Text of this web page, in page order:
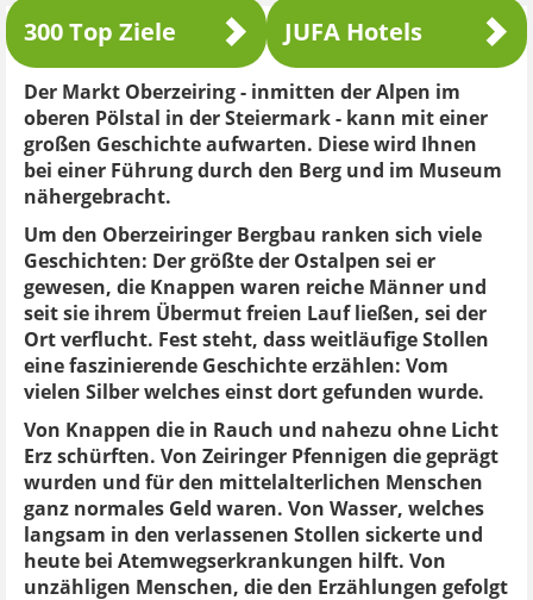
300 Top Ziele JUFA Hotels
Der Markt Oberzeiring - inmitten der Alpen im
oberen Pölstal in der Steiermark - kann mit einer
großen Geschichte aufwarten. Diese wird Ihnen
bei einer Führung durch den Berg und im Museum
nähergebracht.
Um den Oberzeiringer Bergbau ranken sich viele
Geschichten: Der größte der Ostalpen sei er
gewesen, die Knappen waren reiche Männer und
seit sie ihrem Übermut freien Lauf ließen, sei der
Ort verflucht. Fest steht, dass weitläufige Stollen
eine faszinierende Geschichte erzählen: Vom
vielen Silber welches einst dort gefunden wurde.
Von Knappen die in Rauch und nahezu ohne Licht
Erz schürften. Von Zeiringer Pfennigen die geprägt
wurden und für den mittelalterlichen Menschen
ganz normales Geld waren. Von Wasser, welches
langsam in den verlassenen Stollen sickerte und
heute bei Atemwegserkrankungen hilft. Von
unzähligen Menschen, die den Erzählungen gefolgt